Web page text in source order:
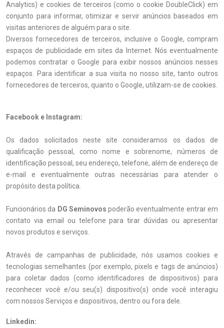
Analytics) e cookies de terceiros (como o cookie DoubleClick) em
conjunto para informar, otimizar e servir anúncios baseados em
visitas anteriores de alguém para o site.
Diversos fornecedores de terceiros, inclusive o Google, compram
espaços de publicidade em sites da Internet. Nós eventualmente
podemos contratar o Google para exibir nossos anúncios nesses
espaços. Para identificar a sua visita no nosso site, tanto outros
fornecedores de terceiros, quanto o Google, utilizam-se de cookies.
Facebook e Instagram:
Os dados solicitados neste site consideramos os dados de
qualificação pessoal, como nome e sobrenome, números de
identificação pessoal, seu endereço, telefone, além de endereço de
e-mail e eventualmente outras necessárias para atender o
propósito desta política.
Funcionários da DG Seminovos poderão eventualmente entrar em
contato via email ou telefone para tirar dúvidas ou apresentar
novos produtos e serviços.
Através de campanhas de publicidade, nós usamos cookies e
tecnologias semelhantes (por exemplo, pixels e tags de anúncios)
para coletar dados (como identificadores de dispositivos) para
reconhecer você e/ou seu(s) dispositivo(s) onde você interagiu
com nossos Serviços e dispositivos, dentro ou fora dele.
Linkedin: